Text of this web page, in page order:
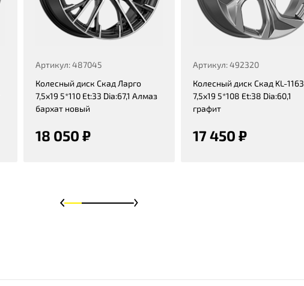
Артикул: 487045
Колесный диск Скад Ларго
7,5x19 5*110 Et:33 Dia:67,1 Алмаз
бархат новый
18 050 ₽
Артикул: 492320
Колесный диск Скад KL-1163
7,5x19 5*108 Et:38 Dia:60,1
графит
17 450 ₽